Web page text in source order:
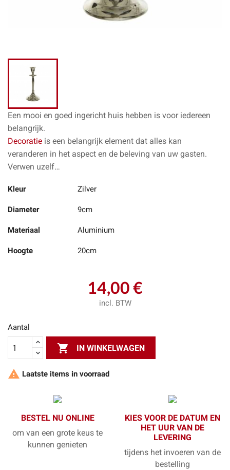
Een mooi en goed ingericht huis hebben is voor iedereen
belangrijk.
Decoratie is een belangrijk element dat alles kan
veranderen in het aspect en de beleving van uw gasten.
Verwen uzelf…
Kleur Zilver
Diameter 9cm
Materiaal Aluminium
Hoogte 20cm
14,00 €
incl. BTW
Aantal
 IN WINKELWAGEN
 Laatste items in voorraad
BESTEL NU ONLINE
om van een grote keus te
kunnen genieten
KIES VOOR DE DATUM EN
HET UUR VAN DE
LEVERING
tijdens het invoeren van de
bestelling